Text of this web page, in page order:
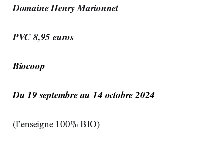
Domaine Henry Marionnet
PVC 8,95 euros
Biocoop
Du 19 septembre au 14 octobre 2024
(l’enseigne 100% BIO)